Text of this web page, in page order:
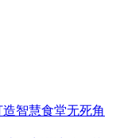
智慧食堂无死角